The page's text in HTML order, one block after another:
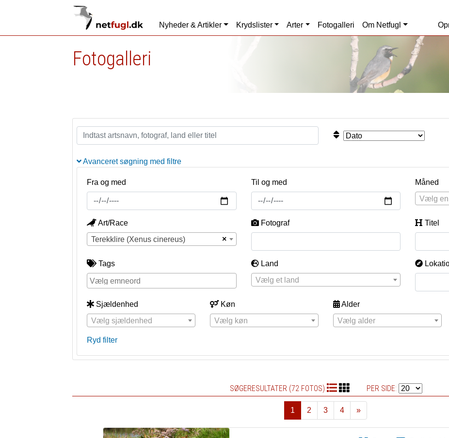
Nyheder & Artikler Krydslister Arter Fotogalleri Om Netfugl
Fotogalleri
Avanceret søgning med filtre
Fra og med Til og med
Måned
Vælg en
Art/Race
×
Terekklire (Xenus cinereus)
Fotograf Titel
Tags
Land
Vælg et land
Sjældenhed
Vælg sjældenhed
Køn
Vælg køn
Alder
Vælg alder
Ryd filter
SØGERESULTATER (72 FOTOS) PER SIDE:
1 2 3 4
»
Næste